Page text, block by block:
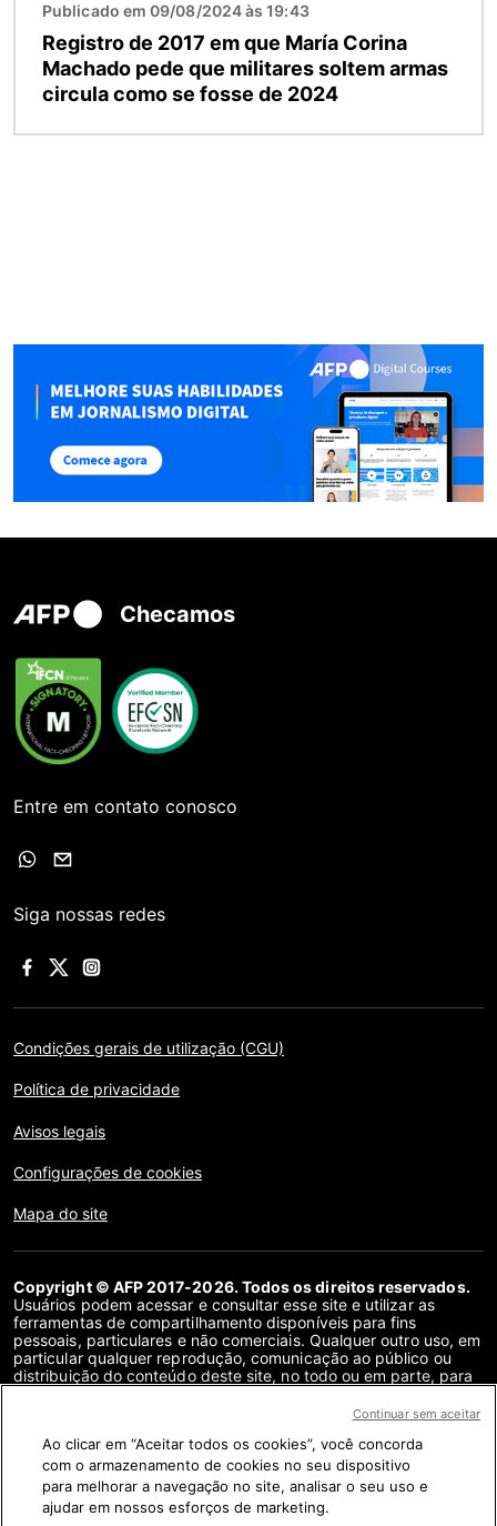
Publicado em 09/08/2024 às 19:43
Registro de 2017 em que María Corina
Machado pede que militares soltem armas
circula como se fosse de 2024
Checamos
Entre em contato conosco
Siga nossas redes
Condições gerais de utilização (CGU)
Política de privacidade
Avisos legais
Configurações de cookies
Mapa do site
Copyright © AFP 2017-2026. Todos os direitos reservados.
Usuários podem acessar e consultar esse site e utilizar as
ferramentas de compartilhamento disponíveis para fins
pessoais, particulares e não comerciais. Qualquer outro uso, em
particular qualquer reprodução, comunicação ao público ou
distribuição do conteúdo deste site, no todo ou em parte, para
contrato de licença específico assinado com a AFP, é
meio de links no conteúdo de verificação de fatos são
fornecidos na medida necessária para a correta compreensão
da checagem da informação em questão. A AFP não obteve
qualquer direito dos autores ou detentores dos direitos autorais
deste conteúdo de terceiros e não terá nenhuma
Ao clicar em “Aceitar todos os cookies”, você concorda
com o armazenamento de cookies no seu dispositivo
para melhorar a navegação no site, analisar o seu uso e
ajudar em nossos esforços de marketing.
Continuar sem aceitar